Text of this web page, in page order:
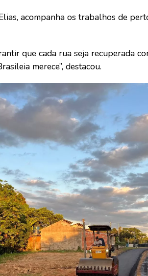
acompanha os trabalhos de
que cada rua seja recuperada
merece”, destacou.